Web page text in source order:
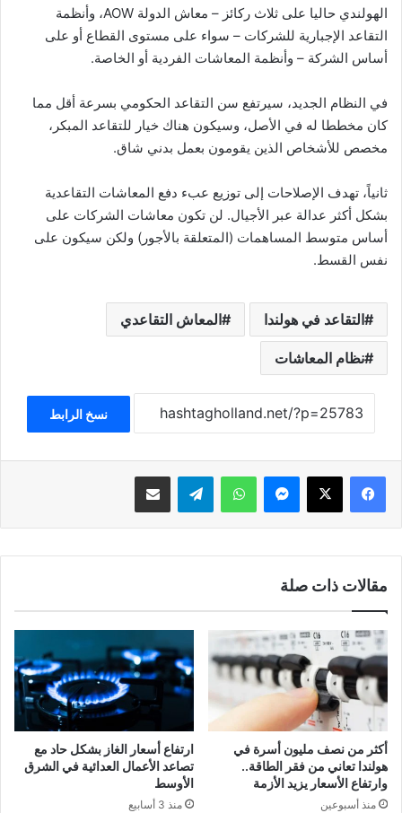
الهولندي حاليا على ثلاث ركائز – معاش الدولة AOW، وأنظمة
التقاعد الإجبارية للشركات – سواء على مستوى القطاع أو على
أساس الشركة – وأنظمة المعاشات الفردية أو الخاصة.
في النظام الجديد، سيرتفع سن التقاعد الحكومي بسرعة أقل مما
كان مخططا له في الأصل، وسيكون هناك خيار للتقاعد المبكر،
مخصص للأشخاص الذين يقومون بعمل بدني شاق.
ثانياً، تهدف الإصلاحات إلى توزيع عبء دفع المعاشات التقاعدية
بشكل أكثر عدالة عبر الأجيال. لن تكون معاشات الشركات على
أساس متوسط ​​المساهمات (المتعلقة بالأجور) ولكن سيكون على
نفس القسط.
التقاعد في هولندا المعاش التقاعدي
نظام المعاشات
نسخ الرابط
فيسبوك ‫X ماسنجر واتساب تيلقرام مشاركة عبر البريد
مقالات ذات صلة
أكثر من نصف مليون أسرة في
هولندا تعاني من فقر الطاقة..
وارتفاع الأسعار يزيد الأزمة
منذ أسبوعين
ارتفاع أسعار الغاز بشكل حاد مع
تصاعد الأعمال العدائية في الشرق
الأوسط
منذ 3 أسابيع